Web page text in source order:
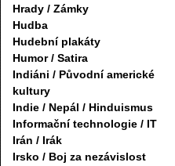
Hrady / Zámky
Hudba
Hudební plakáty
Humor / Satira
Indiáni / Původní americké
kultury
Indie / Nepál / Hinduismus
Informační technologie / IT
Irán / Irák
Irsko / Boj za nezávislost